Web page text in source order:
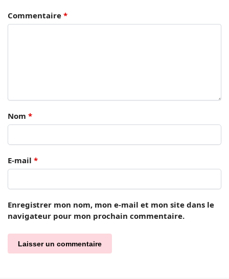
Commentaire *
Nom *
E-mail *
Enregistrer mon nom, mon e-mail et mon site dans le
navigateur pour mon prochain commentaire.